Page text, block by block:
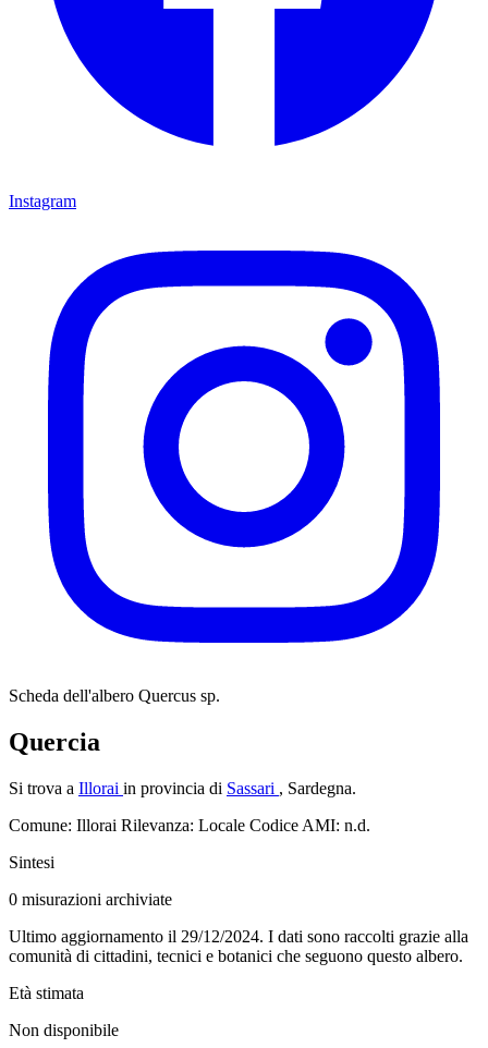
Instagram
Scheda dell'albero Quercus sp.
Quercia
Si trova a Illorai in provincia di Sassari , Sardegna.
Comune: Illorai Rilevanza: Locale Codice AMI: n.d.
Sintesi
0 misurazioni archiviate
Ultimo aggiornamento il 29/12/2024. I dati sono raccolti grazie alla
comunità di cittadini, tecnici e botanici che seguono questo albero.
Età stimata
Non disponibile